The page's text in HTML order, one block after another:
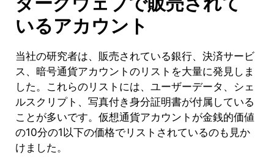
いるアカウント
当社の研究者は、販売されている銀行、決済サービ
ス、暗号通貨アカウントのリストを大量に発見しま
した。これらのリストには、ユーザーデータ、シェ
ルスクリプト、写真付き身分証明書が付属している
ことが多いです。仮想通貨アカウントが金銭的価値
の10分の1以下の価格でリストされているのも見か
けました。